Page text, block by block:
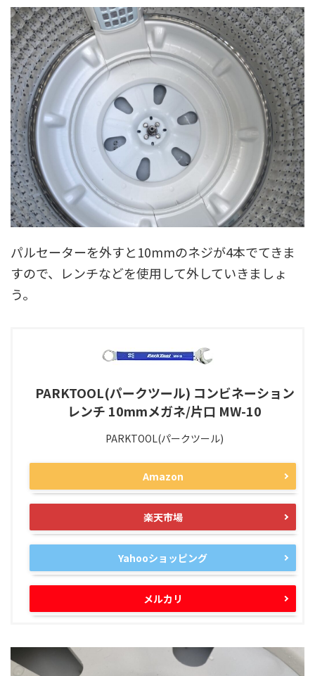
パルセーターを外すと10mmのネジが4本でてきま
すので、レンチなどを使用して外していきましょ
う。
PARKTOOL(パークツール) コンビネーション
レンチ 10mmメガネ/片口 MW-10
PARKTOOL(パークツール)
Amazon
楽天市場
Yahooショッピング
メルカリ